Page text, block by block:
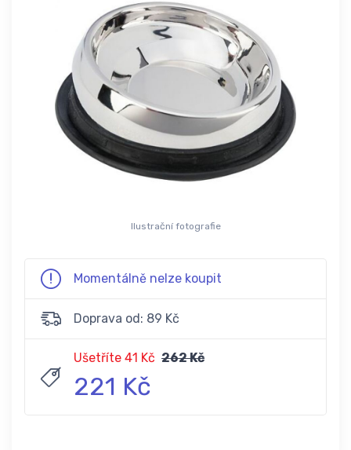
Ilustrační fotografie
Momentálně nelze koupit
Doprava od: 89 Kč
Ušetříte 41 Kč 262 Kč
221 Kč